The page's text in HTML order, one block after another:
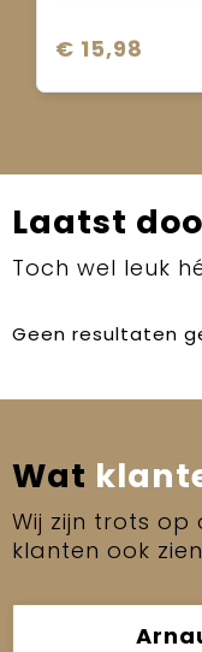
€ 15,98
Laatst
Toch wel leuk
Geen resultaten
Wat
Wij zijn trots op
klanten ook